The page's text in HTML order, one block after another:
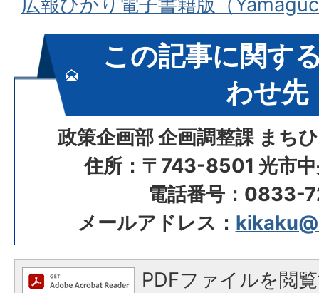
この記事に関す
わせ先
政策企画部 企画調整課 まち
住所：〒743-8501 光市中
電話番号：0833-
メールアドレス：
PDFファイルを閲